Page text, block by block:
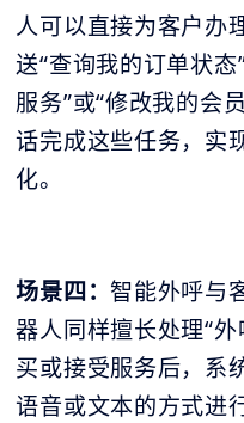
人可以直接为客户办
送“查询我的订单状
服务”或“修改我的会
话完成这些任务，实
化。
场景四： 智能外呼与
器人同样擅长处理“
买或接受服务后，系
语音或文本的方式进